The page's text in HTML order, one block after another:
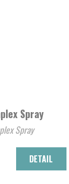
Spray
Spray
DETAIL